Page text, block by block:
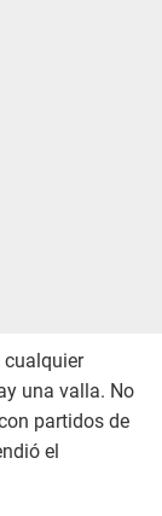
cualquier
una valla. No
partidos de
el